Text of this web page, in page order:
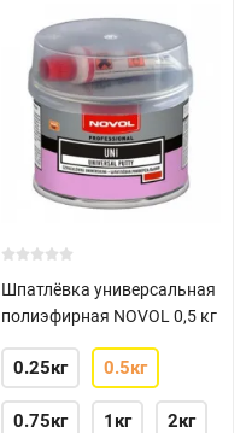
Шпатлёвка универсальная
полиэфирная NOVOL 0,5 кг
0.25кг 0.5кг
0.75кг 1кг 2кг